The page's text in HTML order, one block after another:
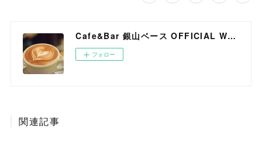
Cafe&Bar 銀山ベース OFFICIAL WEB SITE
フォロー
関連記事